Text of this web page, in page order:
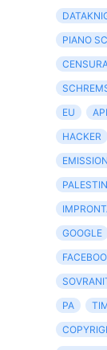
PIANO
EU
HACKER
GOOGLE
PA